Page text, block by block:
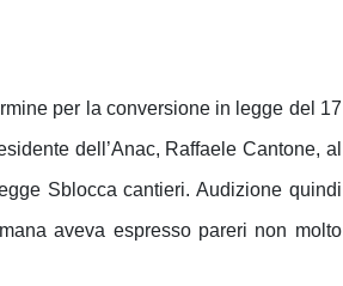
per la conversione in legge del 17
dell’Anac, Raffaele Cantone, al
Sblocca cantieri. Audizione quindi
aveva espresso pareri non molto